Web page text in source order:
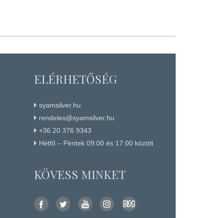
ELÉRHETŐSÉG
syamsilver.hu
rendeles@syamsilver.hu
+36 20 376 9343
Hétfő – Péntek 09:00 és 17:00 között
KÖVESS MINKET